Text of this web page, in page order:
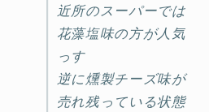
近所のスーパーでは
花藻塩味の方が人気
っす
逆に燻製チーズ味が
売れ残っている状態